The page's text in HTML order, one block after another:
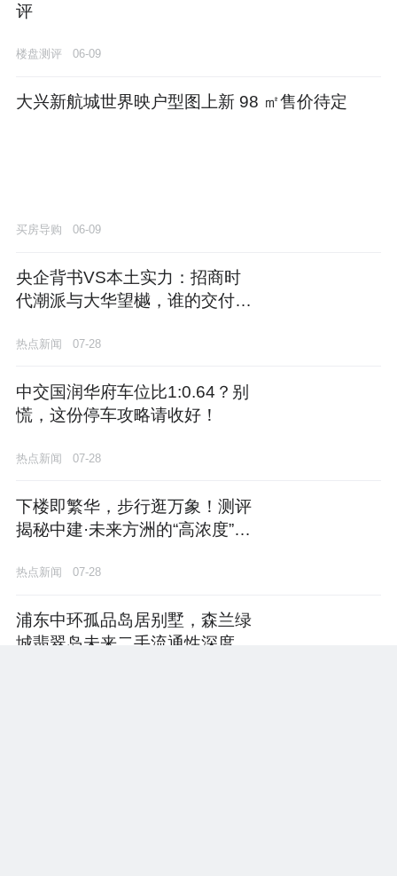
评
楼盘测评 06-09
大兴新航城世界映户型图上新 98 ㎡售价待定
买房导购 06-09
央企背书VS本土实力：招商时
代潮派与大华望樾，谁的交付更
热点新闻 07-28
中交国润华府车位比1:0.64？别
慌，这份停车攻略请收好！
热点新闻 07-28
下楼即繁华，步行逛万象！测评
揭秘中建·未来方洲的“高浓度”商
热点新闻 07-28
浦东中环孤品岛居别墅，森兰绿
城翡翠岛未来二手流通性深度解